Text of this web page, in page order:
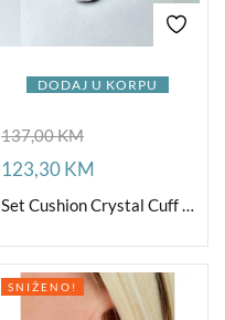
DODAJ U KORPU
137,00KM
123,30KM
Set Cushion Crystal Cuff Ag
SNIŽENO!